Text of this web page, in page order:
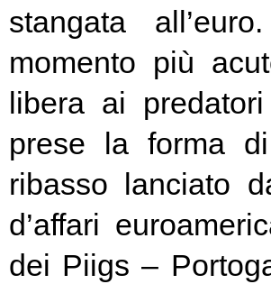
stangata
momento più
libera ai
prese la forma
ribasso lanciato
d’affari
dei Piigs –